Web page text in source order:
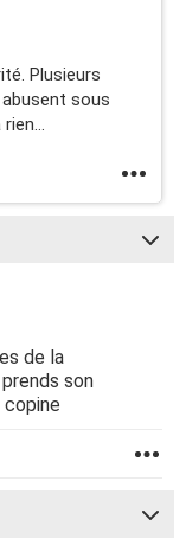
Plusieurs
sous
de la
son